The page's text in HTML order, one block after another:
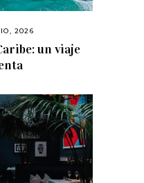
2026
un viaje